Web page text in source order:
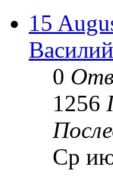
15
0
1256
Ср